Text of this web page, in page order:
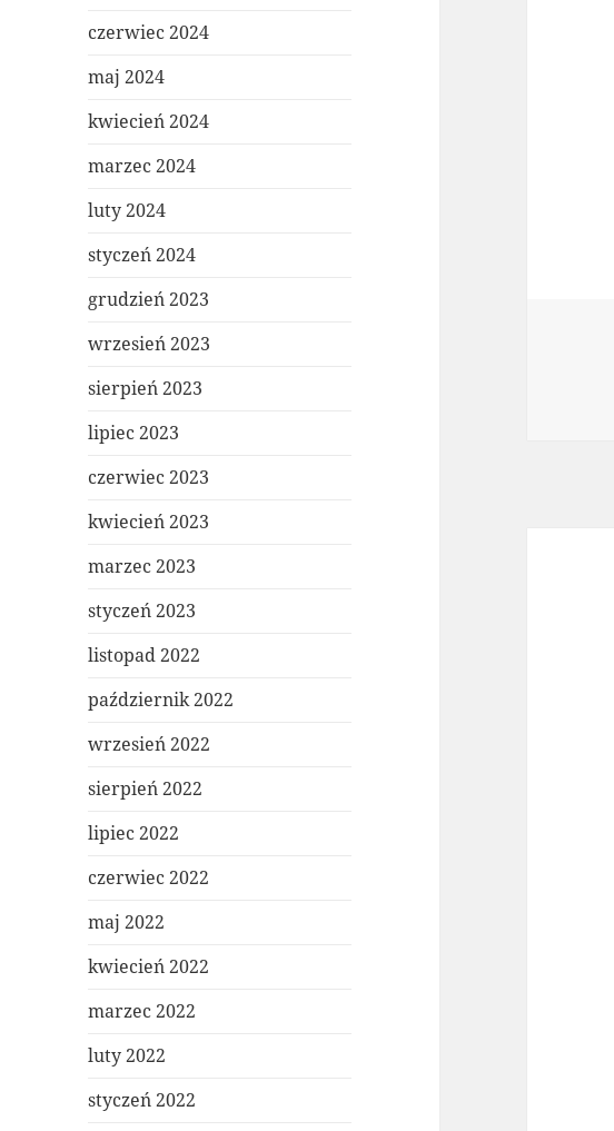
czerwiec 2024
maj 2024
kwiecień 2024
marzec 2024
luty 2024
styczeń 2024
grudzień 2023
wrzesień 2023
sierpień 2023
lipiec 2023
czerwiec 2023
kwiecień 2023
marzec 2023
styczeń 2023
listopad 2022
październik 2022
wrzesień 2022
sierpień 2022
lipiec 2022
czerwiec 2022
maj 2022
kwiecień 2022
marzec 2022
luty 2022
styczeń 2022